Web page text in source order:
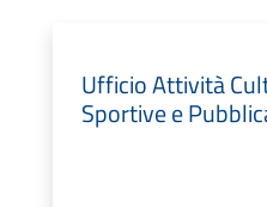
Ufficio Attività
Sportive e